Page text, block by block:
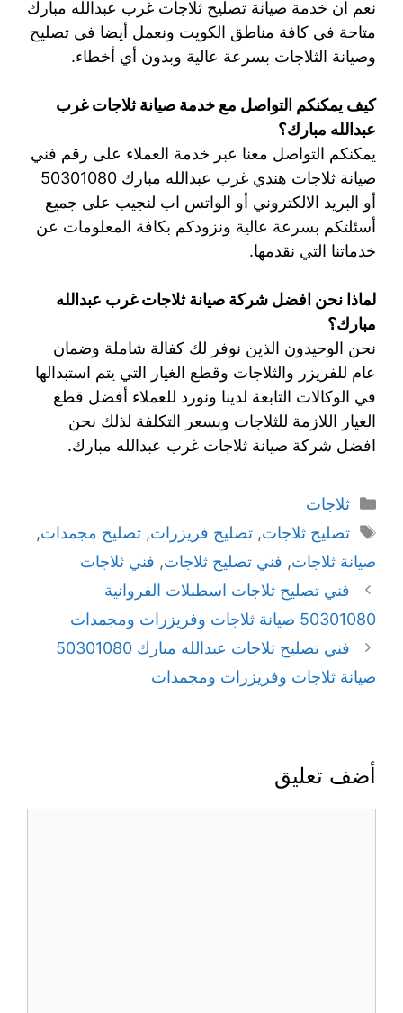
نعم ان خدمة صيانة تصليح ثلاجات غرب عبدالله مبارك
متاحة في كافة مناطق الكويت ونعمل أيضا في تصليح
وصيانة الثلاجات بسرعة عالية وبدون أي أخطاء.
كيف يمكنكم التواصل مع خدمة صيانة ثلاجات غرب
عبدالله مبارك؟
يمكنكم التواصل معنا عبر خدمة العملاء على رقم فني
صيانة ثلاجات هندي غرب عبدالله مبارك 50301080
أو البريد الالكتروني أو الواتس اب لنجيب على جميع
أسئلتكم بسرعة عالية ونزودكم بكافة المعلومات عن
خدماتنا التي نقدمها.
لماذا نحن افضل شركة صيانة ثلاجات غرب عبدالله
مبارك؟
نحن الوحيدون الذين نوفر لك كفالة شاملة وضمان
عام للفريزر والثلاجات وقطع الغيار التي يتم استبدالها
في الوكالات التابعة لدينا ونورد للعملاء أفضل قطع
الغيار اللازمة للثلاجات وبسعر التكلفة لذلك نحن
افضل شركة صيانة ثلاجات غرب عبدالله مبارك.
ثلاجات
تصليح ثلاجات, تصليح فريزرات, تصليح مجمدات,
صيانة ثلاجات, فني تصليح ثلاجات, فني ثلاجات
فني تصليح ثلاجات اسطبلات الفروانية
50301080 صيانة ثلاجات وفريزرات ومجمدات
فني تصليح ثلاجات عبدالله مبارك 50301080
صيانة ثلاجات وفريزرات ومجمدات
أضف تعليق